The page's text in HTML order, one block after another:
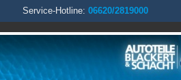
Service-Hotline: 06620/2819000